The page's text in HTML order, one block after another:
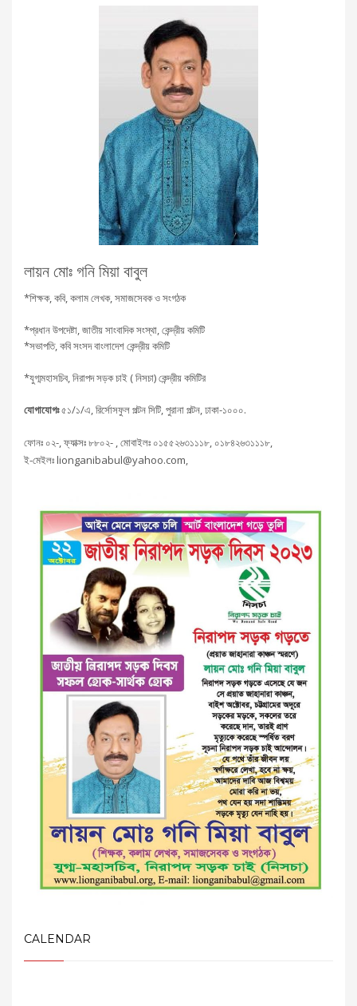
লায়ন মোঃ গনি মিয়া বাবুল
*শিক্ষক, কবি, কলাম লেখক, সমাজসেবক ও সংগঠক
*প্রধান উপদেষ্টা, জাতীয় সাংবাদিক সংস্থা, কেন্দ্রীয় কমিটি
*সভাপতি, কবি সংসদ বাংলাদেশ কেন্দ্রীয় কমিটি
*যুগ্মমহাসচিব, নিরাপদ সড়ক চাই ( নিসচা) কেন্দ্রীয় কমিটির
যোগাযোগঃ৫১/১/এ, রির্সোসফুল পল্টন সিটি, পুরানা পল্টন, ঢাকা-১০০০.
ফোনঃ ০২-, ফ্যাক্সঃ ৮৮০২- , মোবাইলঃ ০১৫৫২৬৩১১১৮, ০১৮৪২৬৩১১১৮,
ই-মেইলঃ lionganibabul@yahoo.com,
CALENDAR